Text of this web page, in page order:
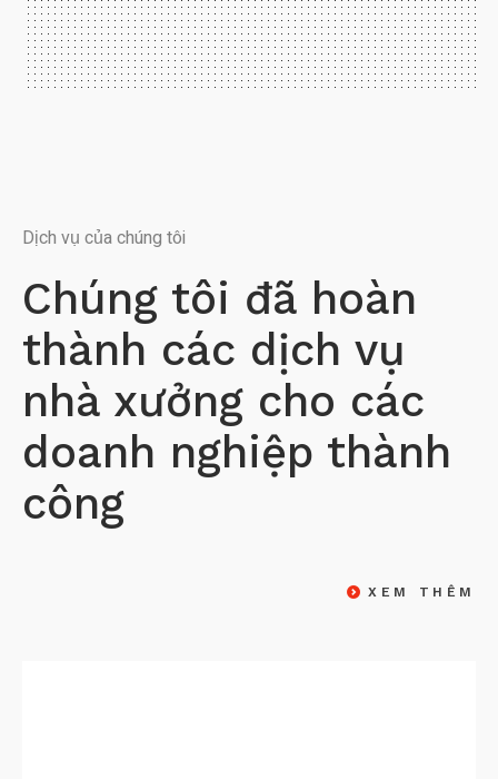
Dịch vụ của chúng tôi
Chúng tôi đã hoàn
thành các dịch vụ
nhà xưởng cho các
doanh nghiệp thành
công
XEM THÊM